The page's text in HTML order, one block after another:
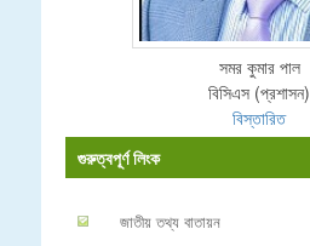
সমর কুমার পাল
বিসিএস (প্রশাসন)
বিস্তারিত
গুরুত্বপূর্ণ লিংক
জাতীয় তথ্য বাতায়ন